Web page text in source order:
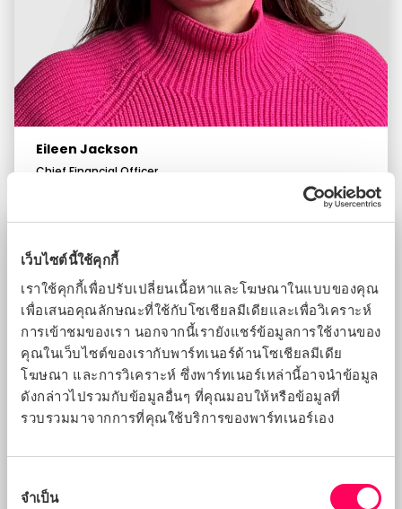
เว็บไซต์นี้ใช้คุกกี้
เราใช้คุกกี้เพื่อปรับเปลี่ยนเนื้อหาและโฆษณาในแบบของคุณ
เพื่อเสนอคุณลักษณะที่ใช้กับโซเชียลมีเดียและเพื่อวิเคราะห์
การเข้าชมของเรา นอกจากนี้เรายังแชร์ข้อมูลการใช้งานของ
คุณในเว็บไซต์ของเรากับพาร์ทเนอร์ด้านโซเชียลมีเดีย
โฆษณา และการวิเคราะห์ ซึ่งพาร์ทเนอร์เหล่านี้อาจนำข้อมูล
ดังกล่าวไปรวมกับข้อมูลอื่นๆ ที่คุณมอบให้หรือข้อมูลที่
รวบรวมมาจากการที่คุณใช้บริการของพาร์ทเนอร์เอง
เลือก
จำเป็น
Eileen Jackson
Chief Financial Officer